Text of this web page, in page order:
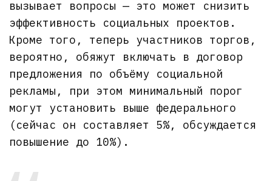
вызывает вопросы — это может снизить
эффективность социальных проектов.
Кроме того, теперь участников торгов,
вероятно, обяжут включать в договор
предложения по объёму социальной
рекламы, при этом минимальный порог
могут установить выше федерального
(сейчас он составляет 5%, обсуждается
повышение до 10%).